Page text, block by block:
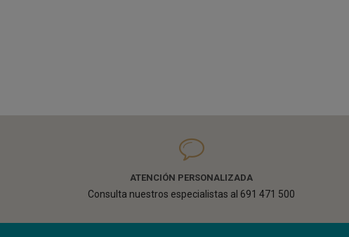
ATENCIÓN PERSONALIZADA
Consulta nuestros especialistas al 691 471 500